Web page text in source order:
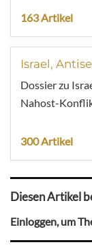
163 Artikel
Israel,
Dossier zu
Nahost-
300 Artikel
Diesen Artikel
Einloggen, um